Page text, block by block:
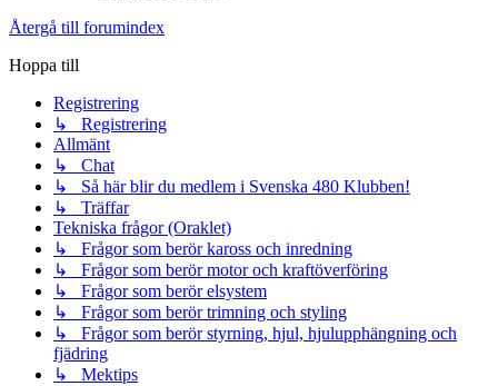
Återgå till forumindex
Hoppa till
Registrering
↳ Registrering
Allmänt
↳ Chat
↳ Så här blir du medlem i Svenska 480 Klubben!
↳ Träffar
Tekniska frågor (Oraklet)
↳ Frågor som berör kaross och inredning
↳ Frågor som berör motor och kraftöverföring
↳ Frågor som berör elsystem
↳ Frågor som berör trimning och styling
↳ Frågor som berör styrning, hjul, hjulupphängning och
fjädring
↳ Mektips